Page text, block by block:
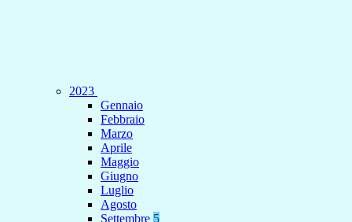
2023
Gennaio
Febbraio
Marzo
Aprile
Maggio
Giugno
Luglio
Agosto
Settembre 5